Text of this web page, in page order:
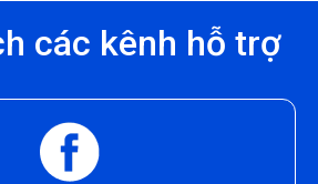
các kênh hỗ trợ